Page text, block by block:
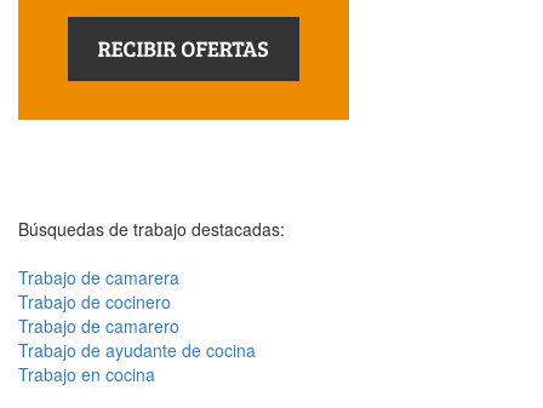
Búsquedas de trabajo destacadas:
Trabajo de camarera
Trabajo de cocinero
Trabajo de camarero
Trabajo de ayudante de cocina
Trabajo en cocina